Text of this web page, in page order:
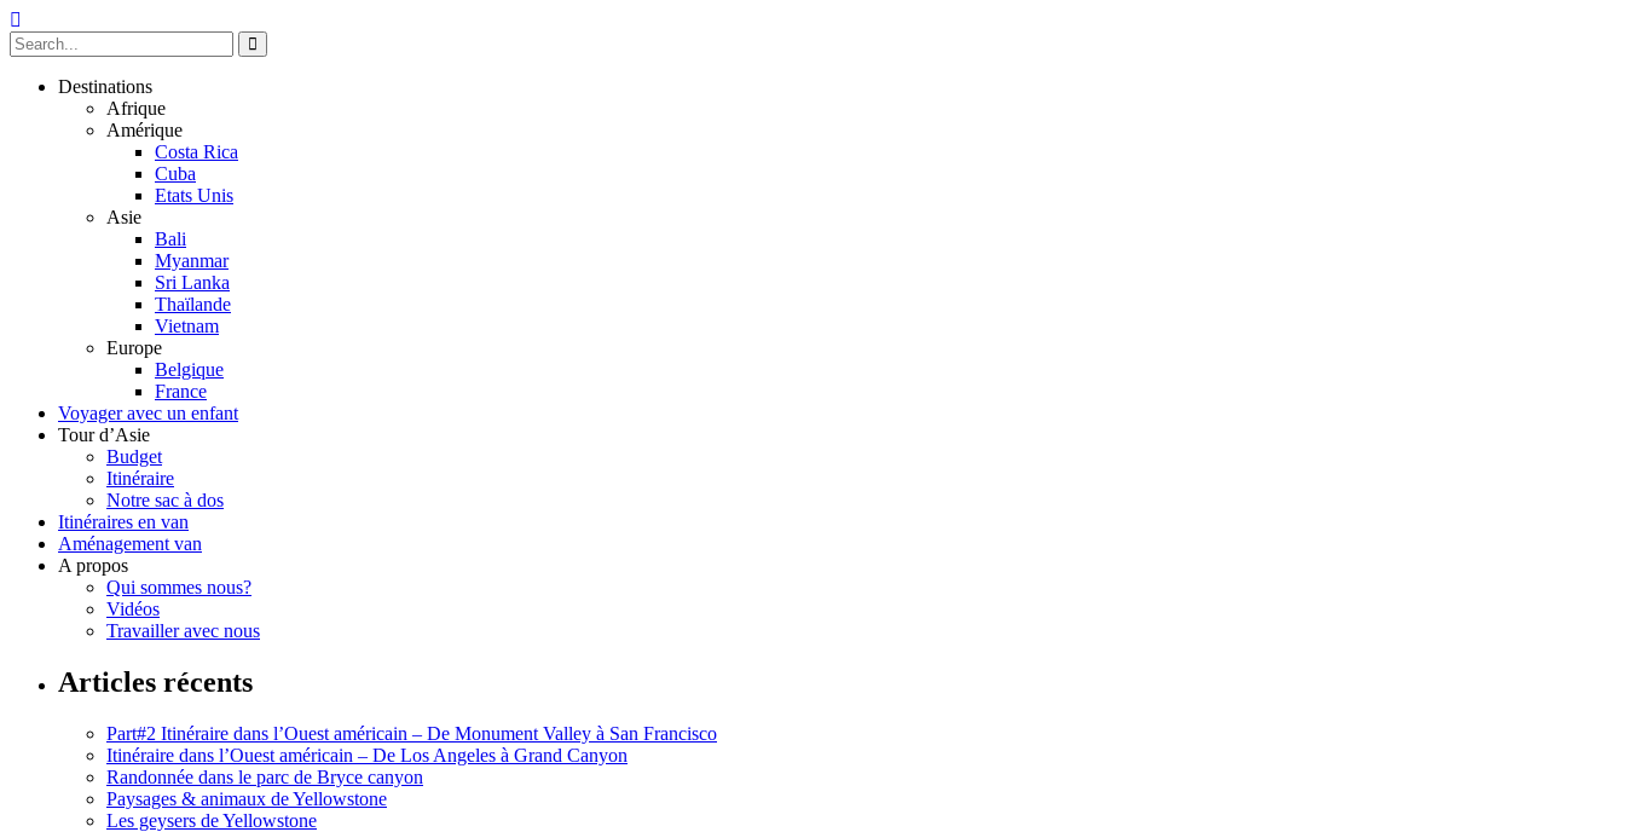
Destinations
Afrique
Amérique
Costa Rica
Cuba
Etats Unis
Asie
Bali
Myanmar
Sri Lanka
Thaïlande
Vietnam
Europe
Belgique
France
Voyager avec un enfant
Tour d’Asie
Budget
Itinéraire
Notre sac à dos
Itinéraires en van
Aménagement van
A propos
Qui sommes nous?
Vidéos
Travailler avec nous
Articles récents
Part#2 Itinéraire dans l’Ouest américain – De Monument Valley à San Francisco
Itinéraire dans l’Ouest américain – De Los Angeles à Grand Canyon
Randonnée dans le parc de Bryce canyon
Paysages & animaux de Yellowstone
Les geysers de Yellowstone